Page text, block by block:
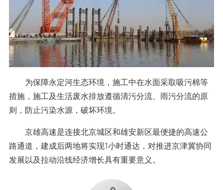
为保障永定河生态环境，施工中在水面采取吸污棉等
措施，施工及生活废水排放遵循清污分流、雨污分流的原
则，防止污染水源，破坏环境。
京雄高速是连接北京城区和雄安新区最便捷的高速公
路通道，建成后两地将实现1小时通达，对推进京津冀协同
发展以及拉动沿线经济增长具有重要意义。